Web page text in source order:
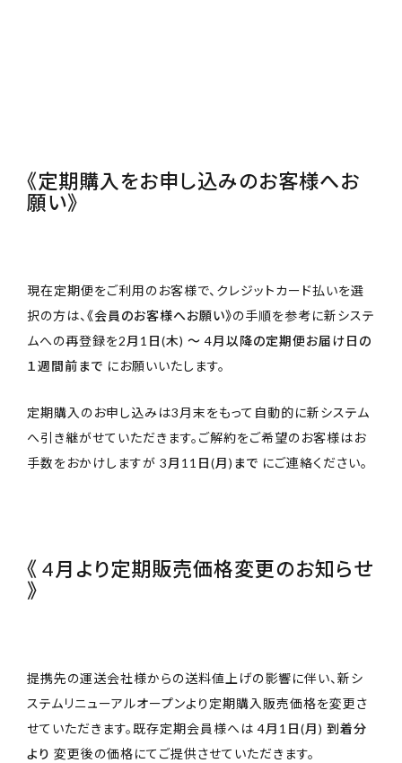
《定期購入をお申し込みのお客様へお
願い》
現在定期便をご利用のお客様で、クレジットカード払いを選
択の方は、 《会員のお客様へお願い》の手順を参考に新システ
ムへの再登録を2月1日(木) ～ 4月以降の定期便お届け日の
１週間前まで にお願いいたします。
定期購入のお申し込みは3月末をもって自動的に新システム
へ引き継がせていただきます。ご解約をご希望のお客様はお
手数をおかけしますが 3月11日(月)まで にご連絡ください。
《 4月より定期販売価格変更のお知らせ
》
提携先の運送会社様からの送料値上げの影響に伴い、新シ
ステムリニューアルオープンより定期購入販売価格を変更さ
せていただきます。既存定期会員様へは 4月1日(月) 到着分
より 変更後の価格にてご提供させていただきます。